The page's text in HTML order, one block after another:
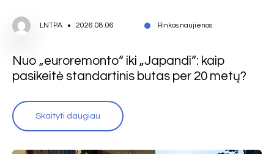
LNTPA 2026.08.06 Rinkos naujienos
Nuo „euroremonto“ iki „Japandi“: kaip
pasikeitė standartinis butas per 20 metų?
Skaityti daugiau